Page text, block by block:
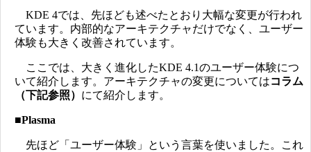
KDE 4では、先ほども述べたとおり大幅な変更が行われ
ています。内部的なアーキテクチャだけでなく、ユーザー
体験も大きく改善されています。
ここでは、大きく進化したKDE 4.1のユーザー体験につ
いて紹介します。アーキテクチャの変更についてはコラム
（下記参照） にて紹介します。
■Plasma
先ほど「ユーザー体験」という言葉を使いました。これ